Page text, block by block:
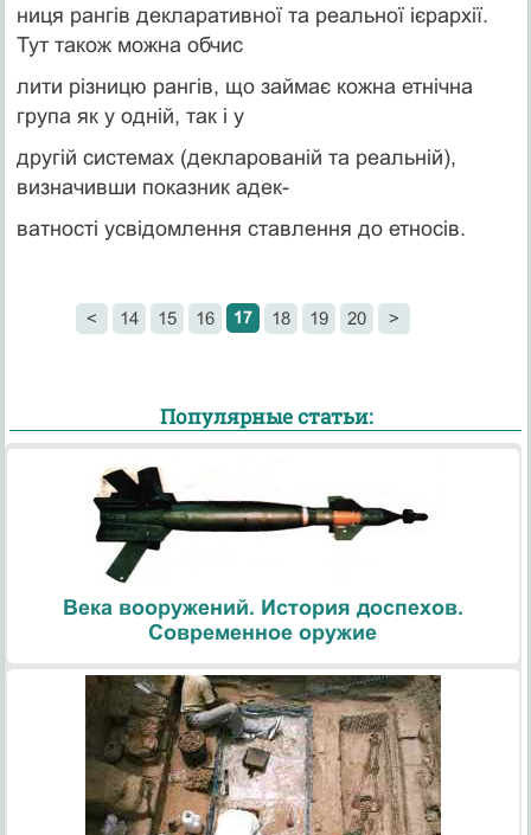
ниця рангів декларативної та реальної ієрархії.
Тут також можна обчис
лити різницю рангів, що займає кожна етнічна
група як у одній, так і у
другій системах (декларованій та реальній),
визначивши показник адек-
ватності усвідомлення ставлення до етносів.
< 14 15 16 17 18 19 20 >
Популярные статьи:
Века вооружений. История доспехов.
Современное оружие